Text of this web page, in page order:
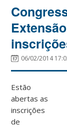
06/02/2014
Estão
abertas as
inscrições
de